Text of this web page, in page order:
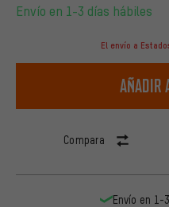
Envío en 1-3 días hábiles
El envío a
Añadir
Compara
Envío en 1-